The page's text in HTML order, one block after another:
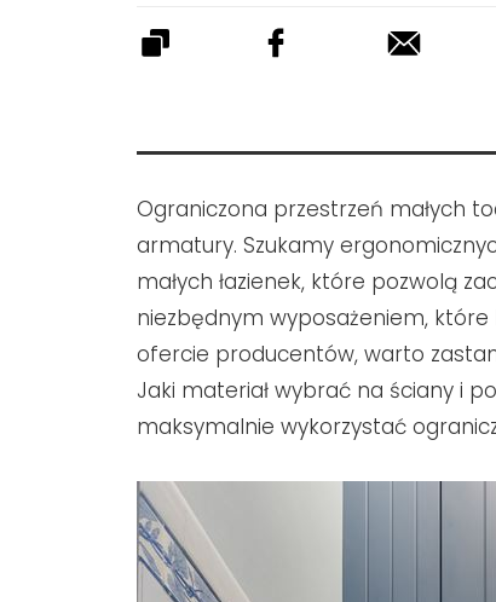
Ograniczona przestrzeń małych
armatury. Szukamy
małych łazienek, które pozwolą
niezbędnym wyposażeniem,
ofercie producentów, warto
Jaki materiał wybrać na ściany i
maksymalnie wykorzystać